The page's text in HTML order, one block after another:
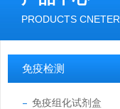
PRODUCTS CNETER
免疫检测
免疫组化试剂盒